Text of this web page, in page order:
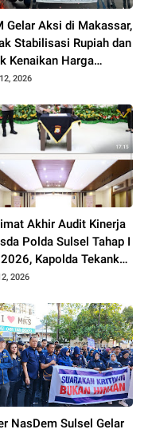
Gelar Aksi di Makassar,
Stabilisasi Rupiah dan
Kenaikan Harga
2026
Akhir Audit Kinerja
Polda Sulsel Tahap I
Kapolda Tekankan
dan Akuntabilitas
2026
NasDem Sulsel Gelar